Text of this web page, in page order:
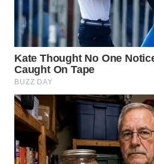
WAHANANEWS
CO ID
WAHANANEWS
NET
WAHANA
SPORT
WAHANA